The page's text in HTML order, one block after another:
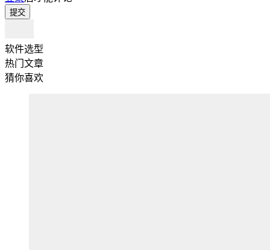
提交
软件选型
热门文章
猜你喜欢